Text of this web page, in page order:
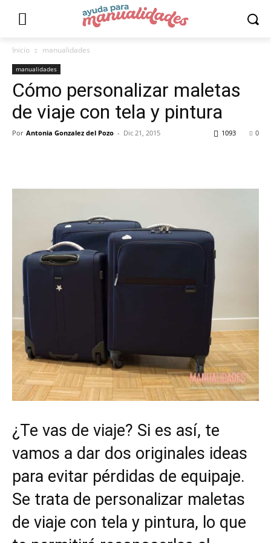
Inicio manualidades
manualidades
Cómo personalizar maletas
de viaje con tela y pintura
Por Antonia Gonzalez del Pozo - Dic 21, 2015 0
1093
¿Te vas de viaje? Si es así, te
vamos a dar dos originales ideas
para evitar pérdidas de equipaje.
Se trata de personalizar maletas
de viaje con tela y pintura, lo que